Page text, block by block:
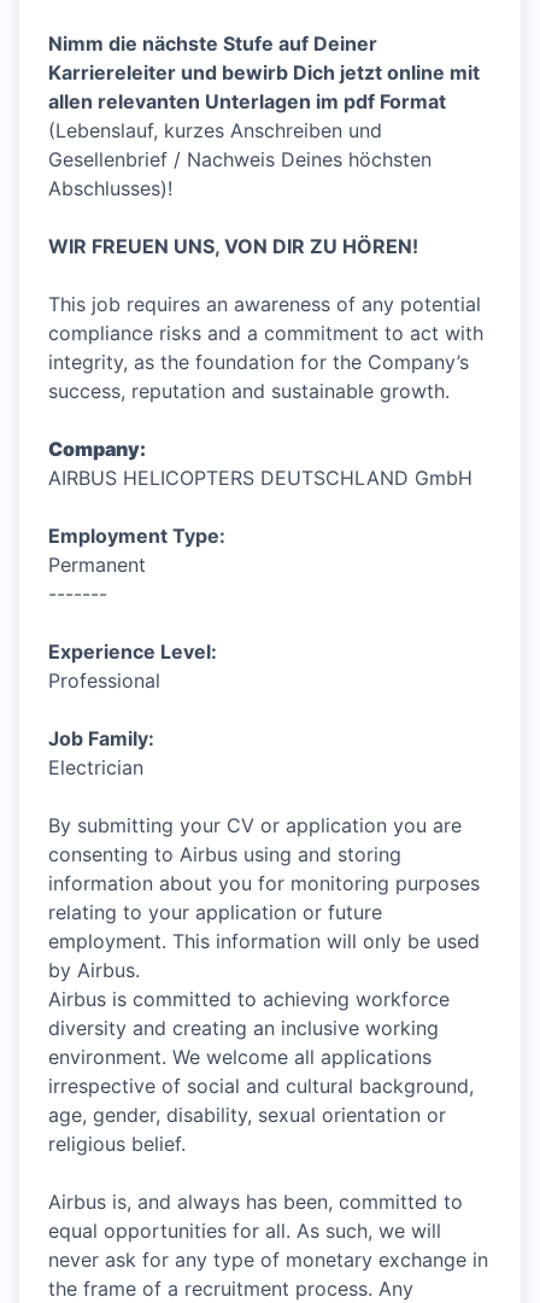
Nimm die nächste Stufe auf Deiner
Karriereleiter und bewirb Dich jetzt online mit
allen relevanten Unterlagen im pdf Format
(Lebenslauf, kurzes Anschreiben und
Gesellenbrief / Nachweis Deines höchsten
Abschlusses)!
WIR FREUEN UNS, VON DIR ZU HÖREN!
This job requires an awareness of any potential
compliance risks and a commitment to act with
integrity, as the foundation for the Company’s
success, reputation and sustainable growth.
Company:
AIRBUS HELICOPTERS DEUTSCHLAND GmbH
Employment Type:
Permanent
-------
Experience Level:
Professional
Job Family:
Electrician
By submitting your CV or application you are
consenting to Airbus using and storing
information about you for monitoring purposes
relating to your application or future
employment. This information will only be used
by Airbus.
Airbus is committed to achieving workforce
diversity and creating an inclusive working
environment. We welcome all applications
irrespective of social and cultural background,
age, gender, disability, sexual orientation or
religious belief.
Airbus is, and always has been, committed to
equal opportunities for all. As such, we will
never ask for any type of monetary exchange in
the frame of a recruitment process. Any